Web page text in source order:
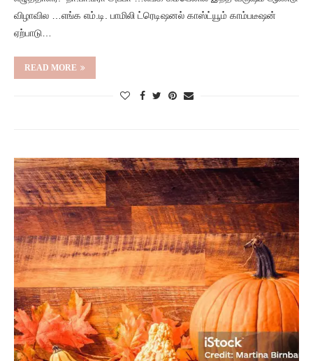
விழாவில …எங்க எம்.டி. பாமிலி ட்ரெடிஷனல் காஸ்ட்யூம் காம்படீஷன்
ஏற்பாடு…
READ MORE